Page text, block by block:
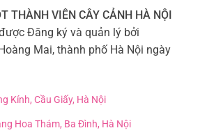
THÀNH VIÊN CÂY CẢNH HÀ NỘI
Đăng ký và quản lý bởi
Mai, thành phố Hà Nội ngày
Kính, Cầu Giấy, Hà Nội
Hoa Thám, Ba Đình, Hà Nội